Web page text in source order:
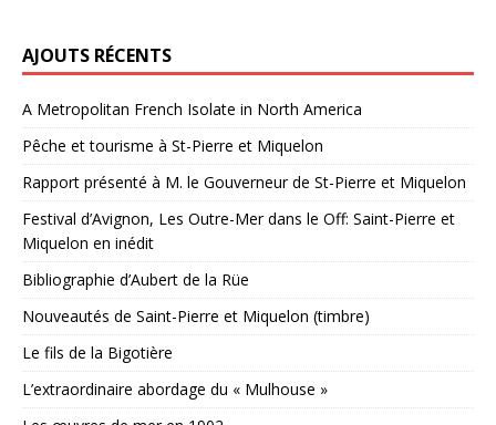
AJOUTS RÉCENTS
A Metropolitan French Isolate in North America
Pêche et tourisme à St-Pierre et Miquelon
Rapport présenté à M. le Gouverneur de St-Pierre et Miquelon
Festival d’Avignon, Les Outre-Mer dans le Off: Saint-Pierre et
Miquelon en inédit
Bibliographie d’Aubert de la Rüe
Nouveautés de Saint-Pierre et Miquelon (timbre)
Le fils de la Bigotière
L’extraordinaire abordage du « Mulhouse »